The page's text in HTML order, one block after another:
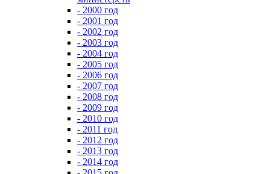
- 2000 год
- 2001 год
- 2002 год
- 2003 год
- 2004 год
- 2005 год
- 2006 год
- 2007 год
- 2008 год
- 2009 год
- 2010 год
- 2011 год
- 2012 год
- 2013 год
- 2014 год